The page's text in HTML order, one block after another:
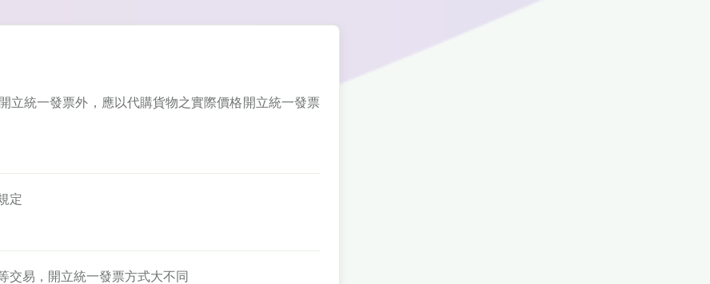
立統一發票外，應以代購貨物之實際價格開立統一發票
定
交易，開立統一發票方式大不同